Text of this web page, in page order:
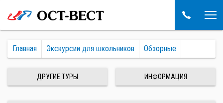
Главная Экскурсии для школьников Обзорные
ДРУГИЕ ТУРЫ ИНФОРМАЦИЯ